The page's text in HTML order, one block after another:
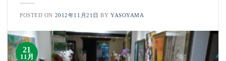
POSTED ON 2012年11月21日 BYYASOYAMA
21
11月